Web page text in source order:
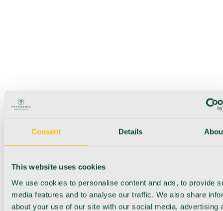
Consent Details
This website uses cookies
We use cookies to personalise content and ads, to provide
media features and to analyse our traffic. We also share
about your use of our site with our social media, advertising